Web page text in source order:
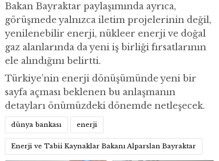
Bakan Bayraktar paylaşımında ayrıca,
görüşmede yalnızca iletim projelerinin değil,
yenilenebilir enerji, nükleer enerji ve doğal
gaz alanlarında da yeni iş birliği fırsatlarının
ele alındığını belirtti.
Türkiye’nin enerji dönüşümünde yeni bir
sayfa açması beklenen bu anlaşmanın
detayları önümüzdeki dönemde netleşecek.
dünya bankası enerji
Enerji ve Tabii Kaynaklar Bakanı Alparslan Bayraktar